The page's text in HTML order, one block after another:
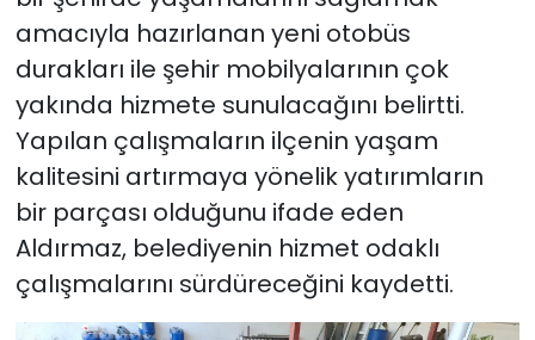
amacıyla hazırlanan yeni otobüs
durakları ile şehir mobilyalarının çok
yakında hizmete sunulacağını belirtti.
Yapılan çalışmaların ilçenin yaşam
kalitesini artırmaya yönelik yatırımların
bir parçası olduğunu ifade eden
Aldırmaz, belediyenin hizmet odaklı
çalışmalarını sürdüreceğini kaydetti.